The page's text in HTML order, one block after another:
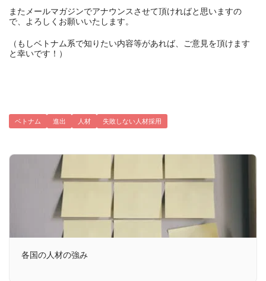
またメールマガジンでアナウンスさせて頂ければと思いますの
で、よろしくお願いいたします。
（もしベトナム系で知りたい内容等があれば、ご意見を頂けます
と幸いです！）
ベトナム 進出 人材 失敗しない人材採用
各国の人材の強み